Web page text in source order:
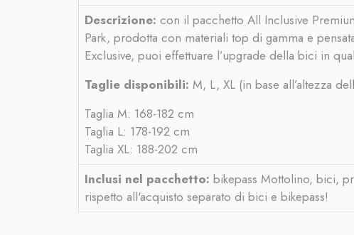
Descrizione: con il pacchetto All Inclusive
Park, prodotta con materiali top di gamma e
Exclusive, puoi effettuare l’upgrade della bici in
Taglie disponibili: M, L, XL (in base all’altezza
Taglia M: 168-182 cm
Taglia L: 178-192 cm
Taglia XL: 188-202 cm
Inclusi nel pacchetto: bikepass Mottolino, bici,
rispetto all'acquisto separato di bici e bikepass!